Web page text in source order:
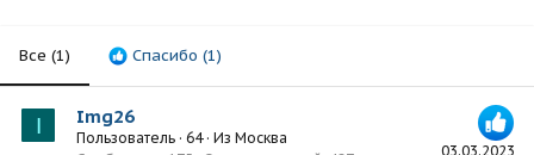
Все (1) Спасибо (1)
I
03.03.2023
Img26
Пользователь · 64 · Из Москва